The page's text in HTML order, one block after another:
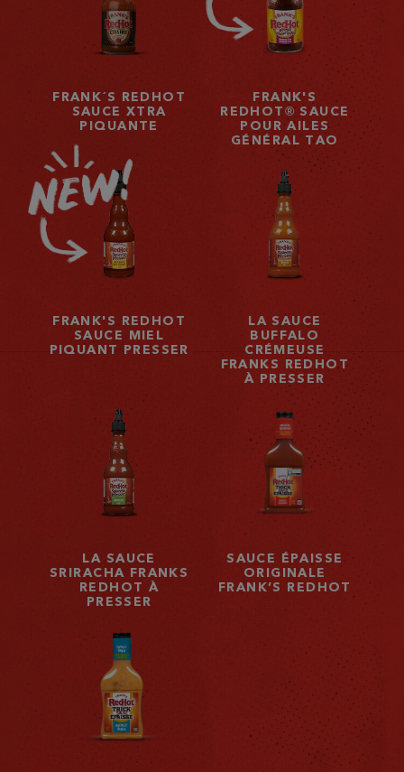
FRANK´S REDHOT
SAUCE XTRA
PIQUANTE
FRANK'S
REDHOT® SAUCE
POUR AILES
GÉNÉRAL TAO
FRANK'S REDHOT
SAUCE MIEL
PIQUANT PRESSER
LA SAUCE
BUFFALO
CRÉMEUSE
FRANKS REDHOT
À PRESSER
LA SAUCE
SRIRACHA FRANKS
REDHOT À
PRESSER
SAUCE ÉPAISSE
ORIGINALE
FRANK’S REDHOT